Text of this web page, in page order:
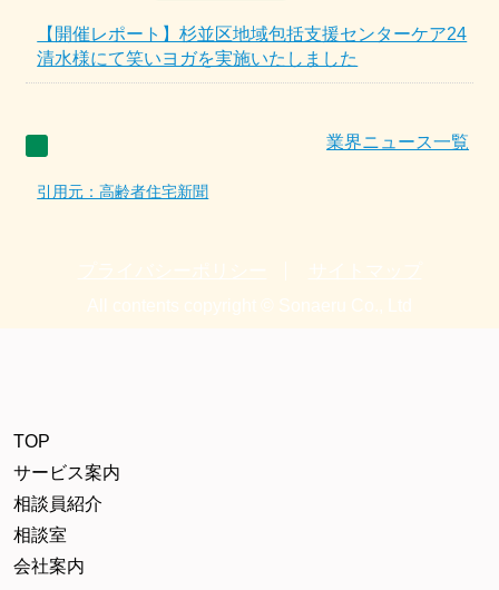
【開催レポート】杉並区地域包括支援センターケア24
清水様にて笑いヨガを実施いたしました
業界ニュース一覧
引用元：高齢者住宅新聞
TOP
サービス案内
相談員紹介
相談室
会社案内